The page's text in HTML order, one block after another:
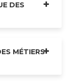
DES
MÉTIERS